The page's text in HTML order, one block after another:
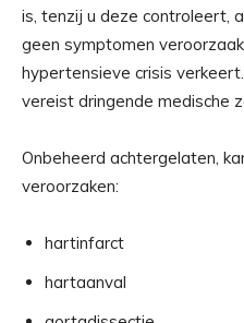
is, tenzij u deze controleert,
geen symptomen
hypertensieve crisis
vereist dringende medische
Onbeheerd achtergelaten,
veroorzaken:
hartinfarct
hartaanval